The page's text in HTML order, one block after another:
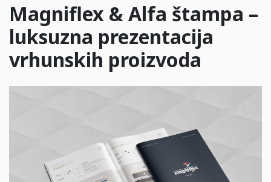
Magniflex & Alfa štampa –
luksuzna prezentacija
vrhunskih proizvoda